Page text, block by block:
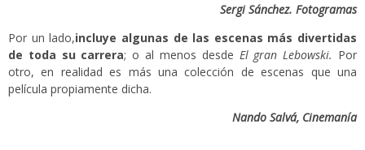
Sergi Sánchez. Fotogramas
Por un lado,incluye algunas de las escenas más divertidas
de toda su carrera; o al menos desde El gran Lebowski. Por
otro, en realidad es más una colección de escenas que una
película propiamente dicha.
Nando Salvá, Cinemanía